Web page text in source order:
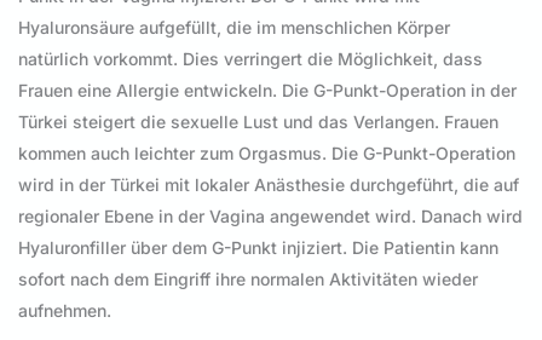
Hyaluronsäure aufgefüllt, die im menschlichen Körper
natürlich vorkommt. Dies verringert die Möglichkeit, dass
Frauen eine Allergie entwickeln. Die G-Punkt-Operation in der
Türkei steigert die sexuelle Lust und das Verlangen. Frauen
kommen auch leichter zum Orgasmus. Die G-Punkt-Operation
wird in der Türkei mit lokaler Anästhesie durchgeführt, die auf
regionaler Ebene in der Vagina angewendet wird. Danach wird
Hyaluronfiller über dem G-Punkt injiziert. Die Patientin kann
sofort nach dem Eingriff ihre normalen Aktivitäten wieder
aufnehmen.